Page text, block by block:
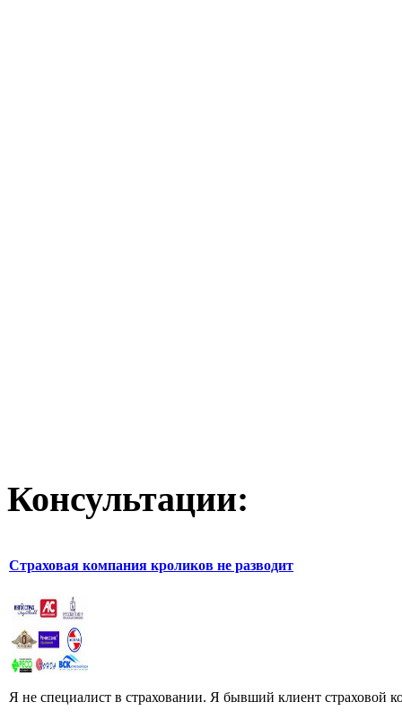
Консультации:
Страховая компания кроликов не разводит
Я не специалист в страховании. Я бывший клиент страховой